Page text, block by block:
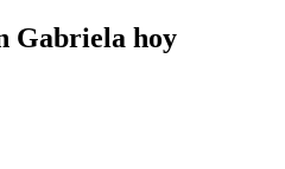
Gabriela hoy